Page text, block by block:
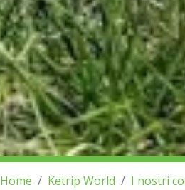
Home Ketrip World I nostri